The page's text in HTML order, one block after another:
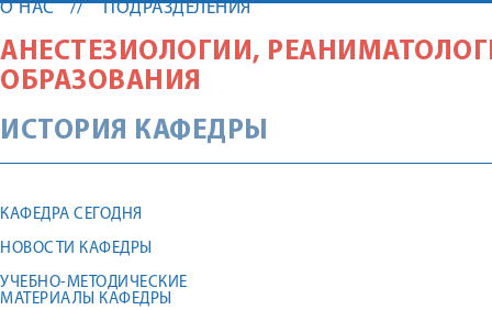
О НАС ПОДРАЗДЕЛЕНИЯ
АНЕСТЕЗИОЛОГИИ,
ОБРАЗОВАНИЯ
ИСТОРИЯ КАФЕДРЫ
КАФЕДРА СЕГОДНЯ
НОВОСТИ КАФЕДРЫ
УЧЕБНО-МЕТОДИЧЕСКИЕ
МАТЕРИАЛЫ КАФЕДРЫ